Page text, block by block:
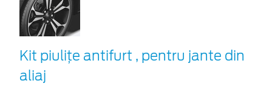
Kit piuliţe antifurt , pentru jante din
aliaj